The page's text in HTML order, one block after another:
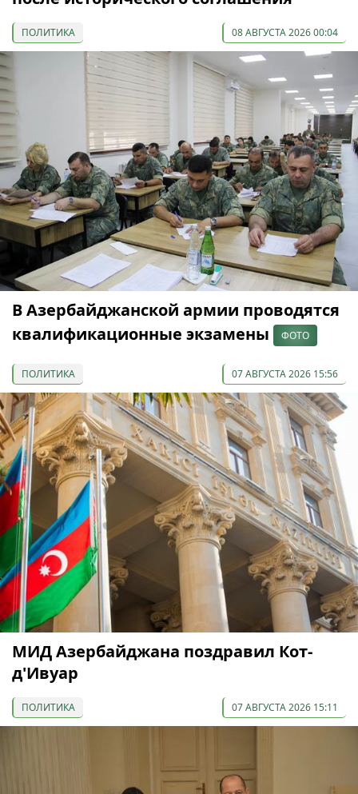
ПОЛИТИКА 08 АВГУСТА 2026 00:04
В Азербайджанской армии проводятся
квалификационные экзамены
ФОТО
ПОЛИТИКА 07 АВГУСТА 2026 15:56
МИД Азербайджана поздравил Кот-
д'Ивуар
ПОЛИТИКА 07 АВГУСТА 2026 15:11